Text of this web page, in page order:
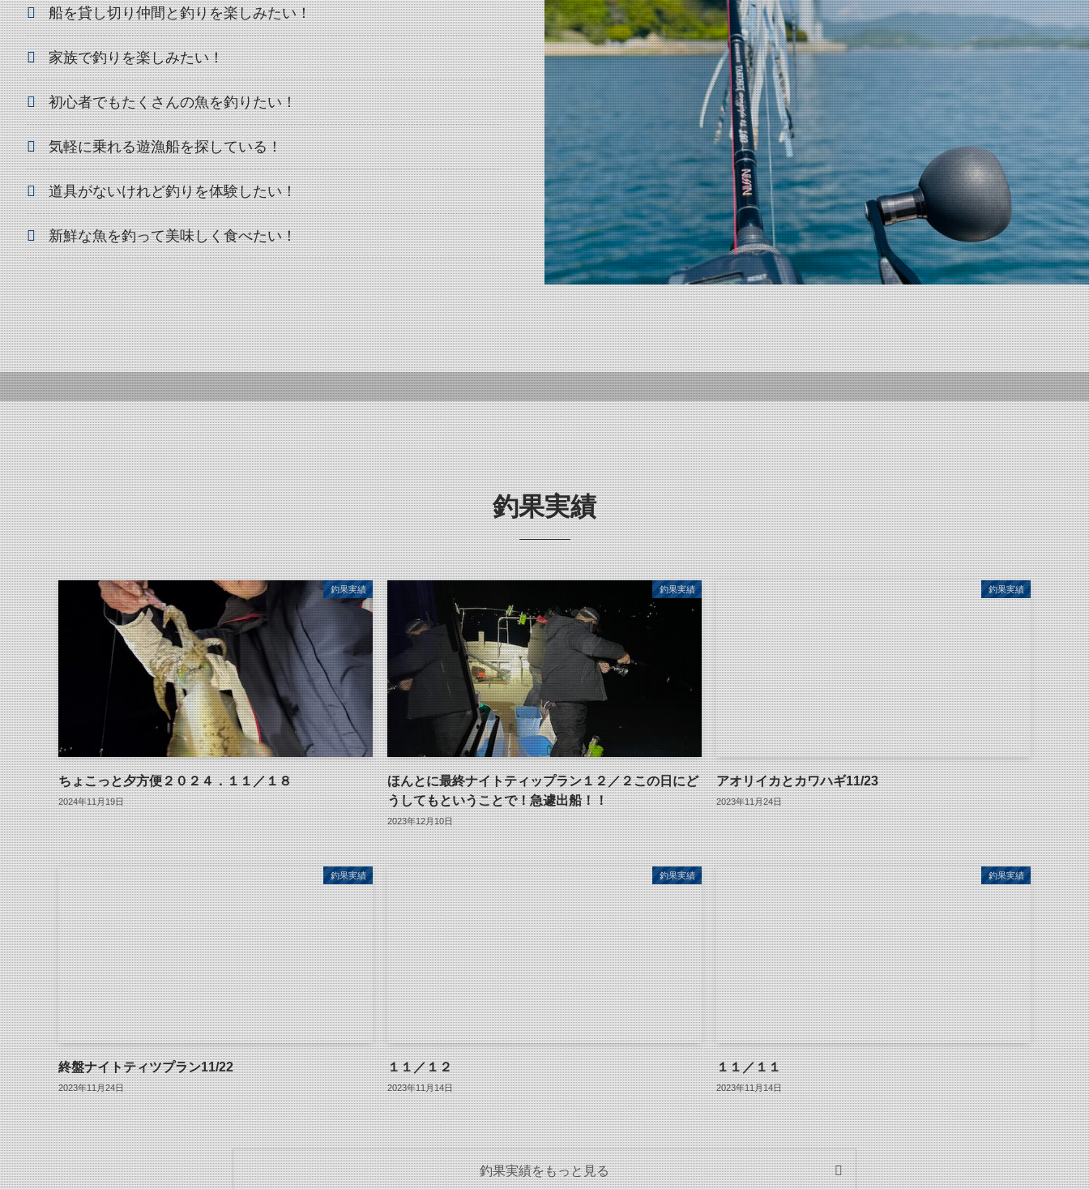
船を貸し切り仲間と釣りを楽しみたい！
家族で釣りを楽しみたい！
初心者でもたくさんの魚を釣りたい！
気軽に乗れる遊漁船を探している！
道具がないけれど釣りを体験したい！
新鮮な魚を釣って美味しく食べたい！
釣果実績
釣果実績
ちょこっと夕方便２０２４．１１／１８
2024年11月19日
釣果実績
ほんとに最終ナイトティップラン１２／２この日にど
うしてもということで！急遽出船！！
2023年12月10日
釣果実績
アオリイカとカワハギ11/23
2023年11月24日
釣果実績
終盤ナイトティツプラン11/22
2023年11月24日
釣果実績
１１／１２
2023年11月14日
釣果実績
１１／１１
2023年11月14日
釣果実績をもっと見る